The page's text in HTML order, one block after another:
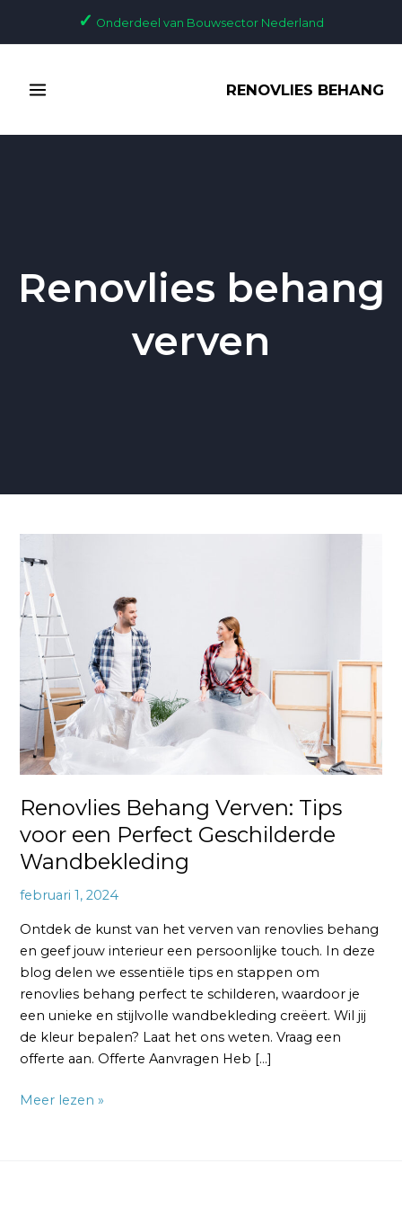
✓ Onderdeel van Bouwsector Nederland
MENU
RENOVLIES BEHANG
Renovlies behang
verven
Renovlies Behang Verven: Tips
voor een Perfect Geschilderde
Wandbekleding
februari 1, 2024
Ontdek de kunst van het verven van renovlies behang
en geef jouw interieur een persoonlijke touch. In deze
blog delen we essentiële tips en stappen om
renovlies behang perfect te schilderen, waardoor je
een unieke en stijlvolle wandbekleding creëert. Wil jij
de kleur bepalen? Laat het ons weten. Vraag een
offerte aan. Offerte Aanvragen Heb […]
Behang
Verven:
Tips
voor
een
Perfect
Geschilderde
Wandbekleding
Meer lezen »